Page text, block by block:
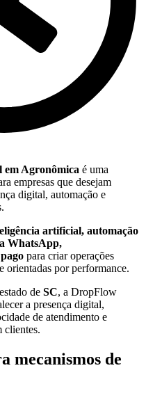
Agronômica é uma
empresas que desejam
digital, automação e
artificial, automação
WhatsApp,
para criar operações
orientadas por performance.
de SC, a DropFlow
a presença digital,
de atendimento e
clientes.
mecanismos de